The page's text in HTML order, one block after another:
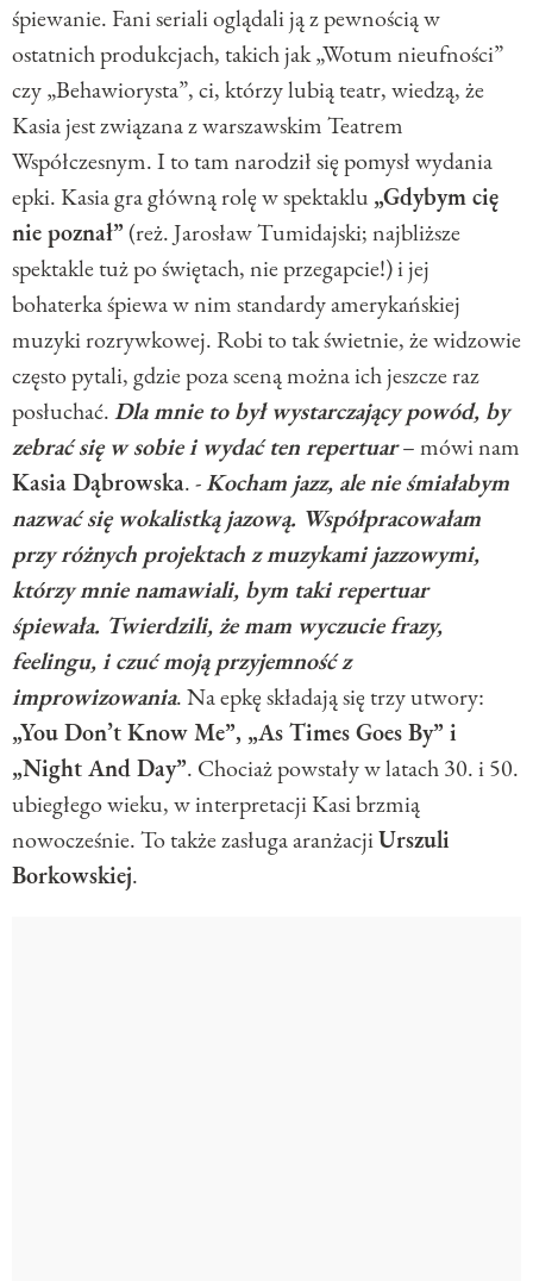
śpiewanie. Fani seriali oglądali ją z pewnością w
ostatnich produkcjach, takich jak „Wotum nieufności”
czy „Behawiorysta”, ci, którzy lubią teatr, wiedzą, że
Kasia jest związana z warszawskim Teatrem
Współczesnym. I to tam narodził się pomysł wydania
epki. Kasia gra główną rolę w spektaklu „Gdybym cię
nie poznał”(reż. Jarosław Tumidajski; najbliższe
spektakle tuż po świętach, nie przegapcie!) i jej
bohaterka śpiewa w nim standardy amerykańskiej
muzyki rozrywkowej. Robi to tak świetnie, że widzowie
często pytali, gdzie poza sceną można ich jeszcze raz
posłuchać.Dla mnie to był wystarczający powód, by
zebrać się w sobie i wydać ten repertuar– mówi nam
Kasia Dąbrowska. -Kocham jazz, ale nie śmiałabym
nazwać się wokalistką jazową. Współpracowałam
przy różnych projektach z muzykami jazzowymi,
którzy mnie namawiali, bym taki repertuar
śpiewała. Twierdzili, że mam wyczucie frazy,
feelingu, i czuć moją przyjemność z
improwizowania. Na epkę składają się trzy utwory:
„You Don’t Know Me”, „As Times Goes By” i
„Night And Day”. Chociaż powstały w latach 30. i 50.
ubiegłego wieku, w interpretacji Kasi brzmią
nowocześnie. To także zasługa aranżacjiUrszuli
Borkowskiej.